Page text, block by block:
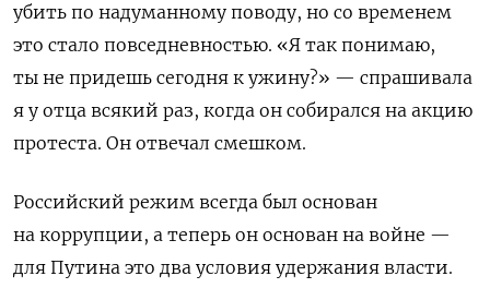
убить по надуманному поводу, но со временем
это стало повседневностью. «Я так понимаю,
ты не придешь сегодня к ужину?» — спрашивала
я у отца всякий раз, когда он собирался на акцию
протеста. Он отвечал смешком.
Российский режим всегда был основан
на коррупции, а теперь он основан на войне —
для Путина это два условия удержания власти.